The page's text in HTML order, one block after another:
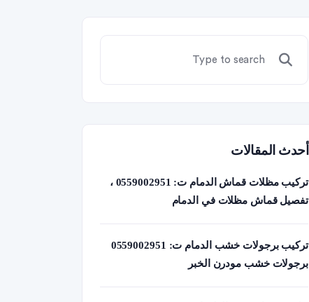
أحدث المقالات
تركيب مظلات قماش الدمام ت: 0559002951 ،
تفصيل قماش مظلات في الدمام
تركيب برجولات خشب الدمام ت: 0559002951
برجولات خشب مودرن الخبر